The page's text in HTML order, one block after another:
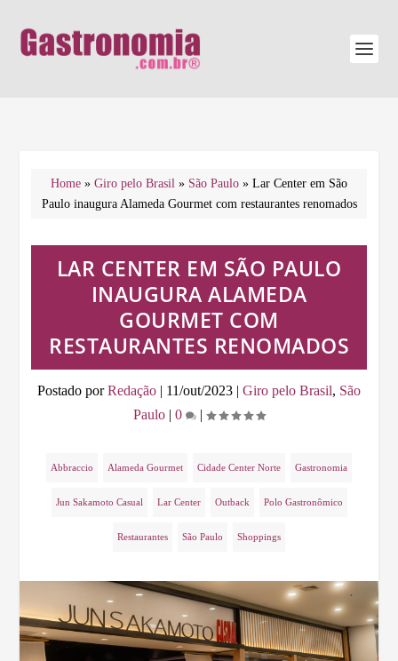
Home » Giro pelo Brasil » São Paulo » Lar Center em São
Paulo inaugura Alameda Gourmet com restaurantes renomados
LAR CENTER EM SÃO PAULO
INAUGURA ALAMEDA
GOURMET COM
RESTAURANTES RENOMADOS
Postado porRedação | 11/out/2023 | Giro pelo Brasil, São
Paulo | 0 |
Abbraccio Alameda Gourmet Cidade Center Norte Gastronomia
Jun Sakamoto Casual Lar Center Outback Polo Gastronômico
Restaurantes São Paulo Shoppings